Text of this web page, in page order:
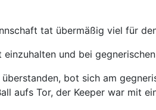
tat übermäßig viel für
und bei
bot sich am
aufs Tor, der Keeper war mit